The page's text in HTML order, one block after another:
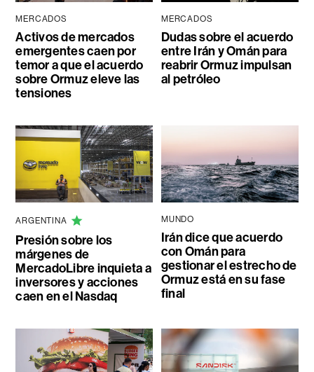
MERCADOS
Activos de mercados
emergentes caen por
temor a que el acuerdo
sobre Ormuz eleve las
tensiones
MERCADOS
Dudas sobre el acuerdo
entre Irán y Omán para
reabrir Ormuz impulsan
al petróleo
ARGENTINA
Presión sobre los
márgenes de
MercadoLibre inquieta a
inversores y acciones
caen en el Nasdaq
MUNDO
Irán dice que acuerdo
con Omán para
gestionar el estrecho de
Ormuz está en su fase
final